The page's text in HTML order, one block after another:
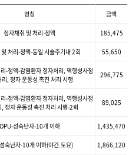
명칭 금액
정자채취 및 처리-정액 185,475
처리-정액-동일 시술주기내 2회 55,650
-정액-감염환자 정자처리, 역행성사정
, 정자 운동성 촉진 처리 시행
296,775
-정액-감염환자 정자처리, 역행성사정
정자 운동성 촉진 처리 시행-2회
89,025
OPU-성숙난자-10개 이하 1,435,470
숙난자-10개 이하(야간.토요) 1,866,120